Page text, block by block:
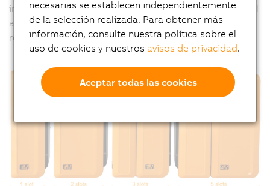
inconcebibles para un factor de forma tan compacto. El
aire circula con precisión a través de las aletas de
refrigeración integradas.
necesarias se establecen independientemente
de la selección realizada. Para obtener más
información, consulte nuestra política sobre el
uso de cookies y nuestrosavisos de privacidad.
Aceptar todas las cookies